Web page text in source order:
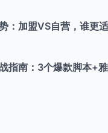
：加盟VS自营，谁更
指南：3个爆款脚本+